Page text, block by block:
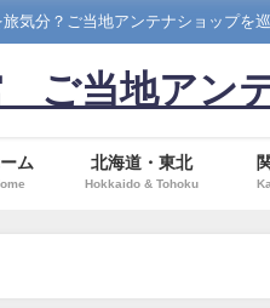
気分？ご当地アンテナショップを
ご当地アン
ム 北海道・東北
Hokkaido & Tohoku